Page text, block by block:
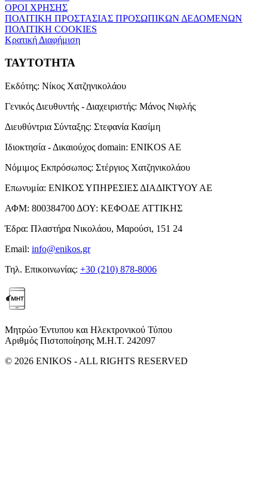
ΟΡΟΙ ΧΡΗΣΗΣ
ΠΟΛΙΤΙΚΗ ΠΡΟΣΤΑΣΙΑΣ ΠΡΟΣΩΠΙΚΩΝ ΔΕΔΟΜΕΝΩΝ
ΠΟΛΙΤΙΚΗ COOKIES
Κρατική Διαφήμιση
ΤΑΥΤΟΤΗΤΑ
Εκδότης: Νίκος Χατζηνικολάου
Γενικός Διευθυντής - Διαχειριστής: Μάνος Νιφλής
Διευθύντρια Σύνταξης: Στεφανία Κασίμη
Ιδιοκτησία - Δικαιούχος domain: ENIKOS AE
Νόμιμος Εκπρόσωπος: Στέργιος Χατζηνικολάου
Επωνυμία: ΕΝΙΚΟΣ ΥΠΗΡΕΣΙΕΣ ΔΙΑΔΙΚΤΥΟΥ ΑΕ
ΑΦΜ: 800384700 ΔΟΥ: ΚΕΦΟΔΕ ΑΤΤΙΚΗΣ
Έδρα: Πλαστήρα Νικολάου, Μαρούσι, 151 24
Email: info@enikos.gr
Τηλ. Επικοινωνίας: +30 (210) 878-8006
Μητρώο Έντυπου και Ηλεκτρονικού Τύπου
Αριθμός Πιστοποίησης Μ.Η.Τ. 242097
© 2026 ENIKOS - ALL RIGHTS RESERVED